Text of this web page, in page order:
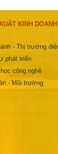
KINH DOANH
- Thị trường
phát triển
công nghệ
- Môi trường